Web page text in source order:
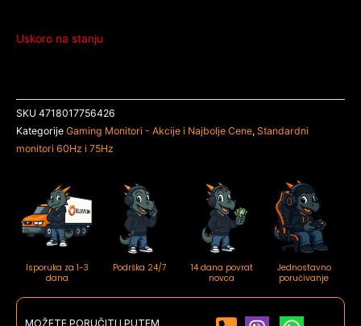
Uskoro na stanju
SKU 4718017756426
Kategorije Gaming Monitori - Akcije i Najbolje Cene, Standardni
monitori 60Hz i 75Hz
Isporuka za 1-3
dana
Podrška 24/7
14 dana povrat
novca
Jednostavno
poručivanje
MOŽETE PORUČITI I PUTEM